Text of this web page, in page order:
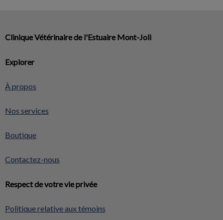
Explorer
À propos
Nos services
Boutique
Contactez-nous
Respect de votre vie privée
Politique relative aux témoins
Clinique Vétérinaire de l'Estuaire Mont-Joli